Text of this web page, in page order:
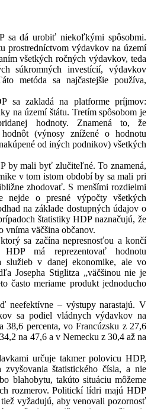
sa dá urobiť niekoľkými spôsobmi.
prostredníctvom výdavkov na území
všetkých ročných výdavkov, teda
súkromných investícií, výdavkov
metóda sa najčastejšie používa,
sa zakladá na platforme príjmov:
na území štátu. Tretím spôsobom je
hodnoty. Znamená to, že
(výnosy znížené o hodnotu
od iných podnikov) všetkých
by mali byť zlučiteľné. To znamená,
v tom istom období by sa mali pri
zhodovať. S menšími rozdielmi
nejde o presné výpočty všetkých
na základe dostupných údajov o
štatistiky HDP naznačujú, že
vníma väčšina občanov.
sa začína nepresnosťou a končí
HDP má reprezentovať hodnotu
služieb v danej ekonomike, ale vo
Josepha Stiglitza „väčšinou nie je
často meriame produkt jednoducho
neefektívne – výstupy narastajú. V
sa podiel vládnych výdavkov na
percenta, vo Francúzsku z 27,6
na 47,6 a v Nemecku z 30,4 až na
určuje takmer polovicu HDP,
štatistického čísla, a nie
blahobytu, takúto situáciu môžeme
rozmerov. Politickí lídri majú HDP
vyžadujú, aby venovali pozornosť